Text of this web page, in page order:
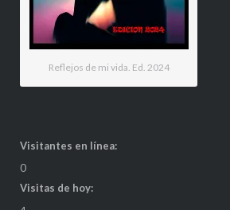
Reflejos de mi vida. Ed. 2024
Visitantes en línea:
0
Visitas de hoy: